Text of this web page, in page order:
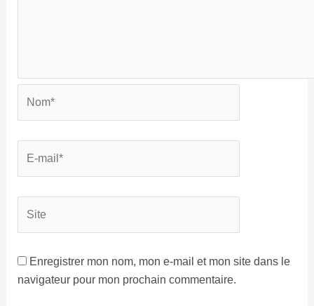
Enregistrer mon nom, mon e-mail et mon site dans le
navigateur pour mon prochain commentaire.